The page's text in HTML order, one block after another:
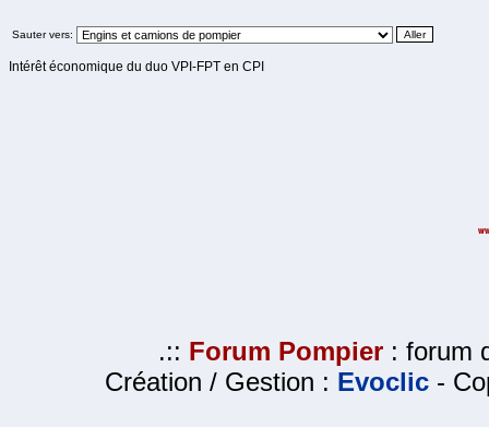
Sauter vers:
Intérêt économique du duo VPI-FPT en CPI
.:: Forum Pompier : forum
Création / Gestion : Evoclic -